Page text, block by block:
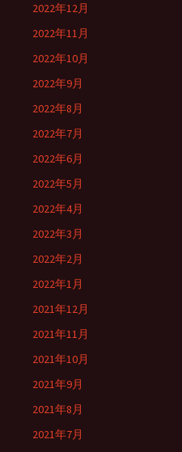
2022年12月
2022年11月
2022年10月
2022年9月
2022年8月
2022年7月
2022年6月
2022年5月
2022年4月
2022年3月
2022年2月
2022年1月
2021年12月
2021年11月
2021年10月
2021年9月
2021年8月
2021年7月